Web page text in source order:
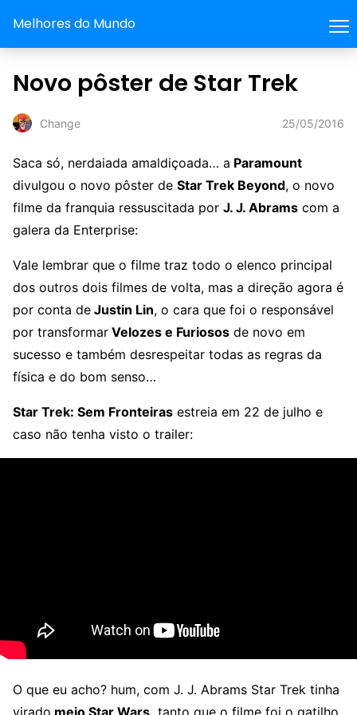
Melhores do Mundo
Novo pôster de Star Trek
Change 25/05/2016
Saca só, nerdaiada amaldiçoada… a Paramount
divulgou o novo pôster de Star Trek Beyond, o novo
filme da franquia ressuscitada por J. J. Abrams com a
galera da Enterprise:
Vale lembrar que o filme traz todo o elenco principal
dos outros dois filmes de volta, mas a direção agora é
por conta de Justin Lin, o cara que foi o responsável
por transformar Velozes e Furiosos de novo em
sucesso e também desrespeitar todas as regras da
física e do bom senso…
Star Trek: Sem Fronteiras estreia em 22 de julho e
caso não tenha visto o trailer:
O que eu acho? hum, com J. J. Abrams Star Trek tinha